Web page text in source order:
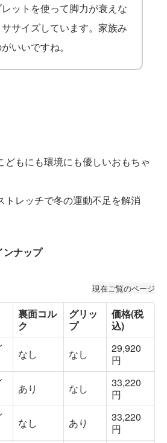
ットを使って脚力が衰えな
サイズしています。家族み
いいですね。
どもにも環境にも優しいおもちゃ
トレッチで冬の運動不足を解消
ンナップ
現在ご覧のページ
裏面コル
ク
グリッ
プ
価格(税
込)
なし なし
29,920
円
あり なし
33,220
円
なし あり
33,220
円